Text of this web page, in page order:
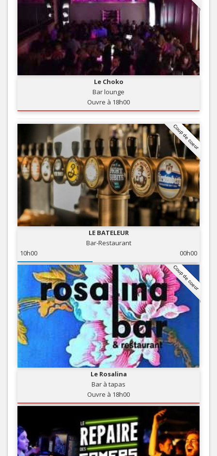
Le Choko
Bar lounge
Ouvre à 18h00
Coup de coeur
LE BATELEUR
Bar-Restaurant
10h00
00h00
Coup de coeur
Le Rosalina
Bar à tapas
Ouvre à 18h00